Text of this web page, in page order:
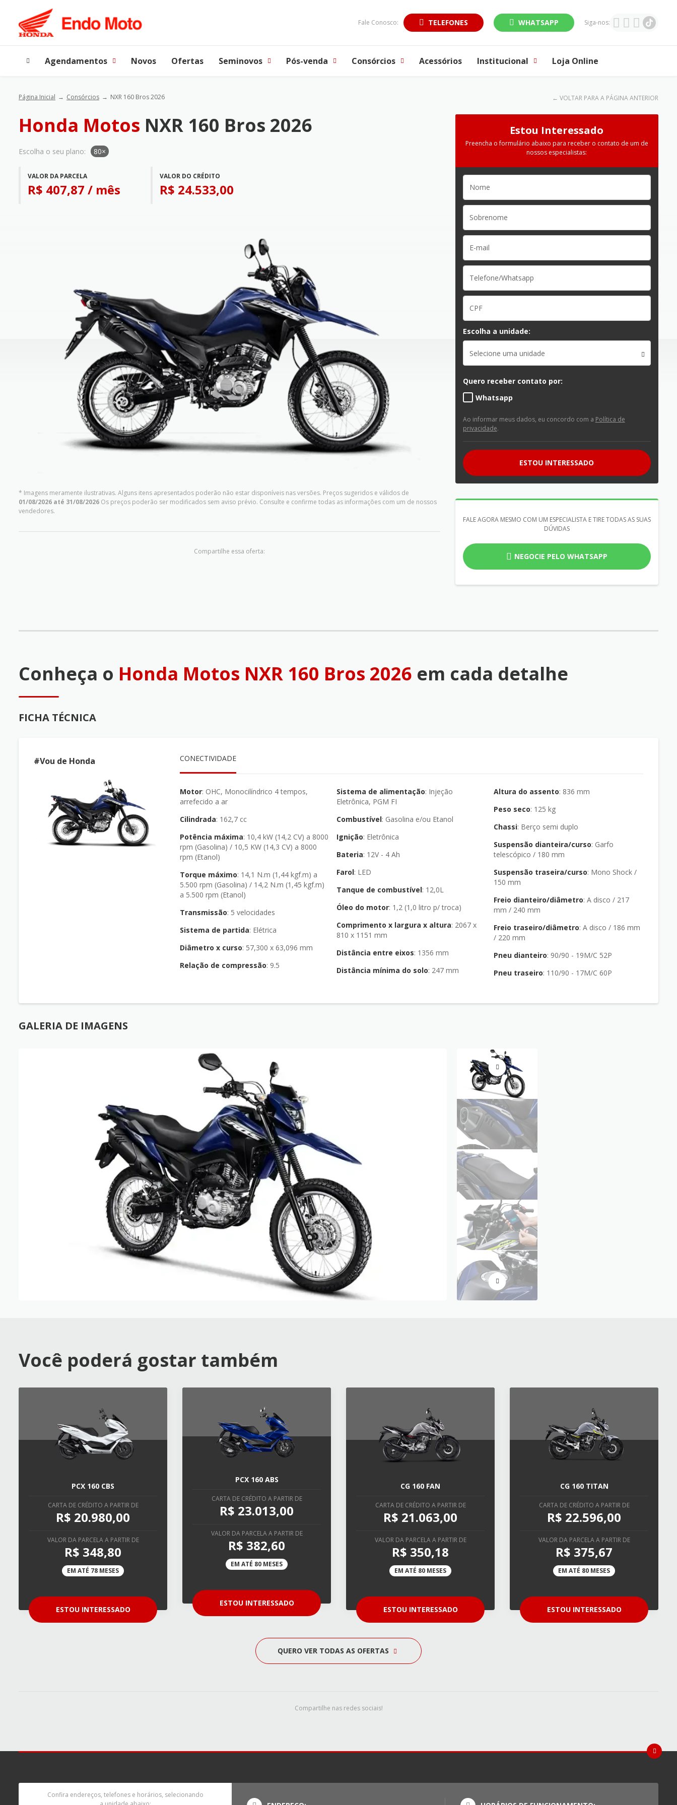
Fale Conosco: TELEFONES WHATSAPP Siga-nos:
Agendamentos Novos Ofertas Seminovos Pós-venda Consórcios Acessórios Institucional Loja Online
Página Inicial Consórcios NXR 160 Bros 2026 ← VOLTAR PARA A PÁGINA ANTERIOR
Honda Motos NXR 160 Bros 2026
Escolha o seu plano: 80×
VALOR DA PARCELA
R$ 407,87 / mês
VALOR DO CRÉDITO
R$ 24.533,00
* Imagens meramente ilustrativas. Alguns itens apresentados poderão não estar disponíveis nas versões. Preços sugeridos e válidos de
01/08/2026 até 31/08/2026 Os preços poderão ser modificados sem aviso prévio. Consulte e confirme todas as informações com um de nossos
vendedores.
Compartilhe essa oferta:
Estou Interessado
Preencha o formulário abaixo para receber o contato de um de
nossos especialistas:
Escolha a unidade:
Selecione uma unidade
Quero receber contato por:
Whatsapp
Ao informar meus dados, eu concordo com a Política de
privacidade.
ESTOU INTERESSADO
FALE AGORA MESMO COM UM ESPECIALISTA E TIRE TODAS AS SUAS
DÚVIDAS
NEGOCIE PELO WHATSAPP
Conheça o Honda Motos NXR 160 Bros 2026 em cada detalhe
FICHA TÉCNICA
#Vou de Honda CONECTIVIDADE
Motor: OHC, Monocilíndrico 4 tempos,
arrefecido a ar
Cilindrada : 162,7 cc
Potência máxima: 10,4 kW (14,2 CV) a 8000
rpm (Gasolina) / 10,5 KW (14,3 CV) a 8000
rpm (Etanol)
Torque máximo: 14,1 N.m (1,44 kgf.m) a
5.500 rpm (Gasolina) / 14,2 N.m (1,45 kgf.m)
a 5.500 rpm (Etanol)
Transmissão : 5 velocidades
Sistema de partida : Elétrica
Diâmetro x curso : 57,300 x 63,096 mm
Relação de compressão : 9.5
Sistema de alimentação: Injeção
Eletrônica, PGM FI
Combustível : Gasolina e/ou Etanol
Ignição : Eletrônica
Bateria : 12V - 4 Ah
Farol : LED
Tanque de combustível : 12,0L
Óleo do motor : 1,2 (1,0 litro p/ troca)
Comprimento x largura x altura: 2067 x
810 x 1151 mm
Distância entre eixos : 1356 mm
Distância mínima do solo : 247 mm
Altura do assento : 836 mm
Peso seco : 125 kg
Chassi : Berço semi duplo
Suspensão dianteira/curso: Garfo
telescópico / 180 mm
Suspensão traseira/curso: Mono Shock /
150 mm
Freio dianteiro/diâmetro: A disco / 217
mm / 240 mm
Freio traseiro/diâmetro: A disco / 186 mm
/ 220 mm
Pneu dianteiro : 90/90 - 19M/C 52P
Pneu traseiro : 110/90 - 17M/C 60P
GALERIA DE IMAGENS
Você poderá gostar também
PCX 160 CBS
CARTA DE CRÉDITO A PARTIR DE
R$ 20.980,00
VALOR DA PARCELA A PARTIR DE
R$ 348,80
EM ATÉ 78 MESES
ESTOU INTERESSADO
PCX 160 ABS
CARTA DE CRÉDITO A PARTIR DE
R$ 23.013,00
VALOR DA PARCELA A PARTIR DE
R$ 382,60
EM ATÉ 80 MESES
ESTOU INTERESSADO
CG 160 FAN
CARTA DE CRÉDITO A PARTIR DE
R$ 21.063,00
VALOR DA PARCELA A PARTIR DE
R$ 350,18
EM ATÉ 80 MESES
ESTOU INTERESSADO
CG 160 TITAN
CARTA DE CRÉDITO A PARTIR DE
R$ 22.596,00
VALOR DA PARCELA A PARTIR DE
R$ 375,67
EM ATÉ 80 MESES
ESTOU INTERESSADO
QUERO VER TODAS AS OFERTAS
Compartilhe nas redes sociais!
Confira endereços, telefones e horários, selecionando